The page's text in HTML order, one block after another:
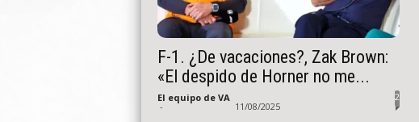
F-1. ¿De vacaciones?, Zak Brown:
«El despido de Horner no me...
El equipo de VA
- 11/08/2025
2